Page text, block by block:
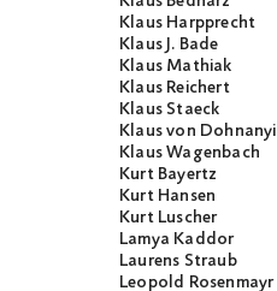
Klaus Harpprecht
Klaus J. Bade
Klaus Mathiak
Klaus Reichert
Klaus Staeck
Klaus von Dohnanyi
Klaus Wagenbach
Kurt Bayertz
Kurt Hansen
Kurt Luscher
Lamya Kaddor
Laurens Straub
Leopold Rosenmayr